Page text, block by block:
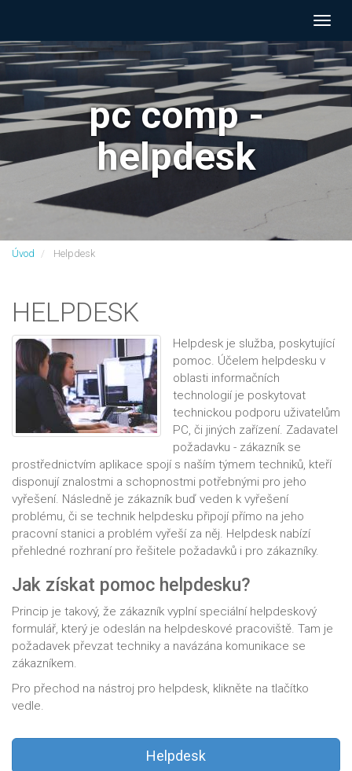
pc comp -
helpdesk
Úvod Helpdesk
HELPDESK
Helpdesk je služba, poskytující
pomoc. Účelem helpdesku v
oblasti informačních
technologií je poskytovat
technickou podporu uživatelům
PC, či jiných zařízení. Zadavatel
požadavku - zákazník se
prostřednictvím aplikace spojí s naším týmem techniků, kteří
disponují znalostmi a schopnostmi potřebnými pro jeho
vyřešení. Následně je zákazník buď veden k vyřešení
problému, či se technik helpdesku připojí přímo na jeho
pracovní stanici a problém vyřeší za něj. Helpdesk nabízí
přehledné rozhraní pro řešitele požadavků i pro zákazníky.
Jak získat pomoc helpdesku?
Princip je takový, že zákazník vyplní speciální helpdeskový
formulář, který je odeslán na helpdeskové pracoviště. Tam je
požadavek převzat techniky a navázána komunikace se
zákazníkem.
Pro přechod na nástroj pro helpdesk, klikněte na tlačítko
vedle.
Helpdesk